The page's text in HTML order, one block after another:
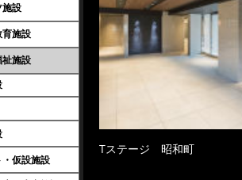
施設
施設
施設
仮設施設
Tステージ 昭和町